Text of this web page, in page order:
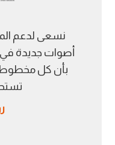
نسعى لدعم
أصوات جديدة في
بأن كل